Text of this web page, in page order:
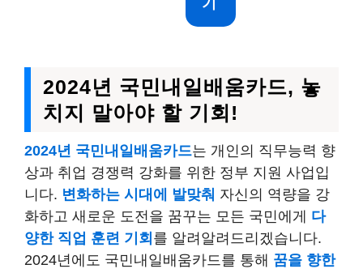
기
2024년 국민내일배움카드, 놓
치지 말아야 할 기회!
2024년 국민내일배움카드는 개인의 직무능력 향
상과 취업 경쟁력 강화를 위한 정부 지원 사업입
니다. 변화하는 시대에 발맞춰 자신의 역량을 강
화하고 새로운 도전을 꿈꾸는 모든 국민에게 다
양한 직업 훈련 기회 를 알려알려드리겠습니다.
2024년에도 국민내일배움카드를 통해 꿈을 향한